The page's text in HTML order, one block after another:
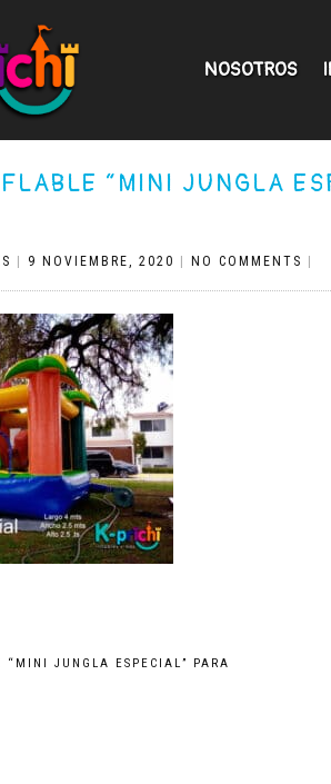
NOSOTROS
“MINI JUNGLA
9 NOVIEMBRE, 2020 NO COMMENTS
“MINI JUNGLA ESPECIAL” PARA